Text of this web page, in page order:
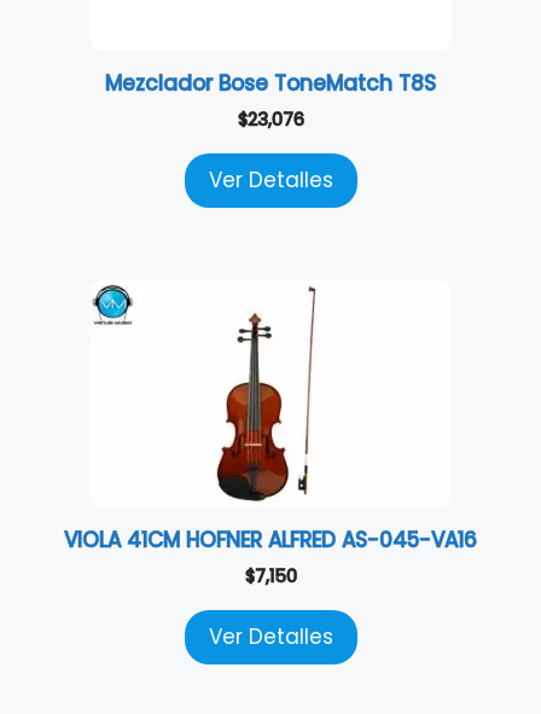
Mezclador Bose ToneMatch T8S
$23,076
Ver Detalles
VIOLA 41CM HOFNER ALFRED AS-045-VA16
$7,150
Ver Detalles